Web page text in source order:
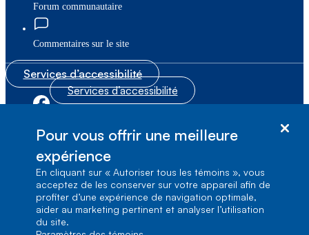
Forum communautaire
Commentaires sur le site
Services d’accessibilité
Services d’accessibilité
1, carrefour Alexander-Graham-Bell, Aile A-7,
Verdun, Québec, H3E 3B3
Pour vous offrir une meilleure
expérience
En cliquant sur « Autoriser tous les témoins », vous
acceptez de les conserver sur votre appareil afin de
profiter d’une expérience de navigation optimale,
aider au marketing pertinent et analyser l’utilisation
du site.